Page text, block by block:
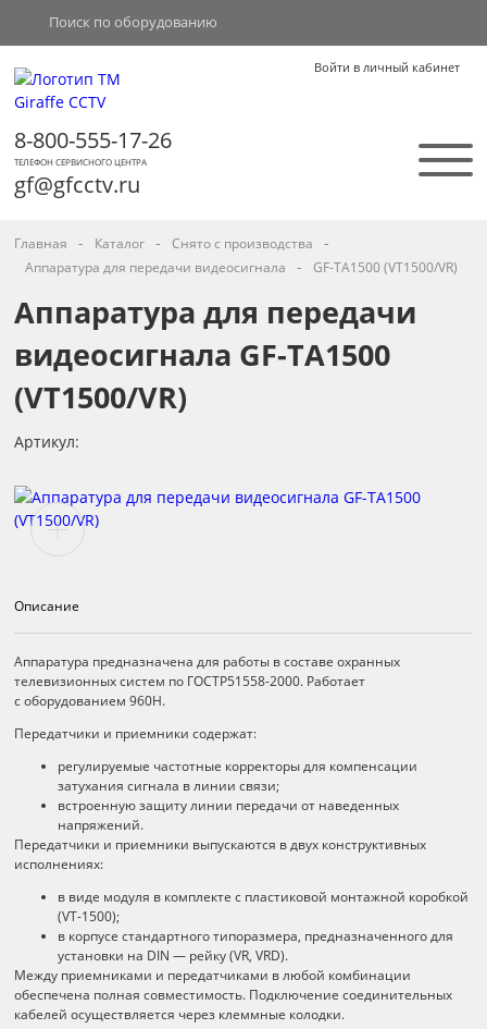
Войти в личный кабинет
8-800-555-17-26
ТЕЛЕФОН СЕРВИСНОГО ЦЕНТРА
gf@gfcctv.ru
Главная - Каталог - Снято с производства -
Аппаратура для передачи видеосигнала - GF-TA1500 (VT1500/VR)
Аппаратура для передачи
видеосигнала GF-TA1500
(VT1500/VR)
Артикул:
Описание
Описание
Аппаратура предназначена для работы в составе охранных
телевизионных систем по ГОСТР51558-2000. Работает
с оборудованием 960H.
Передатчики и приемники содержат:
регулируемые частотные корректоры для компенсации
затухания сигнала в линии связи;
встроенную защиту линии передачи от наведенных
напряжений.
Передатчики и приемники выпускаются в двух конструктивных
исполнениях:
в виде модуля в комплекте с пластиковой монтажной коробкой
(VT-1500);
в корпусе стандартного типоразмера, предназначенного для
установки на DIN — рейку (VR, VRD).
Между приемниками и передатчиками в любой комбинации
обеспечена полная совместимость. Подключение соединительных
кабелей осуществляется через клеммные колодки.